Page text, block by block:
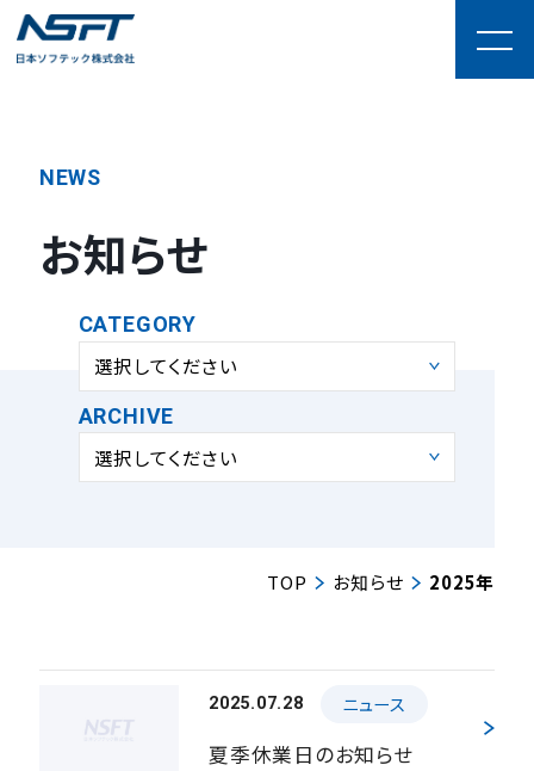
NEWS
お知らせ
CATEGORY
選択してください
ARCHIVE
選択してください
TOP お知らせ 2025年
2025.07.28 ニュース
夏季休業日のお知らせ